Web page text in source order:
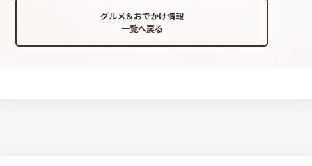
グルメ＆おでかけ情報
一覧へ戻る